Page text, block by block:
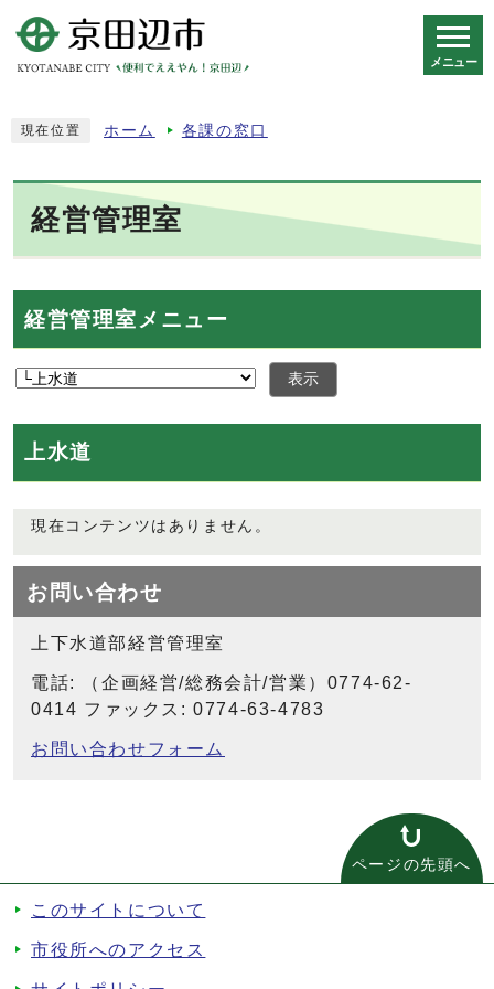
メニュー
現在位置 ホーム 各課の窓口
経営管理室
経営管理室メニュー
表示
上水道
現在コンテンツはありません。
お問い合わせ
上下水道部経営管理室
電話: （企画経営/総務会計/営業）0774-62-
0414 ファックス: 0774-63-4783
お問い合わせフォーム
ページの先頭へ
このサイトについて
市役所へのアクセス